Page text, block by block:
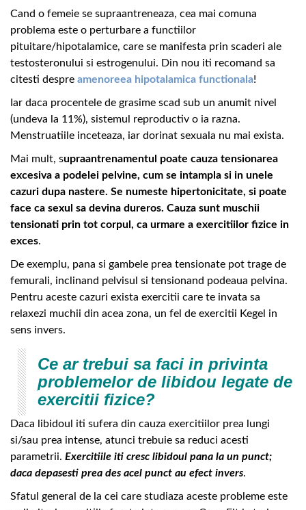
Cand o femeie se supraantreneaza, cea mai comuna
problema este o perturbare a functiilor
pituitare/hipotalamice, care se manifesta prin scaderi ale
testosteronului si estrogenului. Din nou iti recomand sa
citesti despre amenoreea hipotalamica functionala!
Iar daca procentele de grasime scad sub un anumit nivel
(undeva la 11%), sistemul reproductiv o ia razna.
Menstruatiile inceteaza, iar dorinat sexuala nu mai exista.
Mai mult, supraantrenamentul poate cauza tensionarea
excesiva a podelei pelvine, cum se intampla si in unele
cazuri dupa nastere. Se numeste hipertonicitate, si poate
face ca sexul sa devina dureros. Cauza sunt muschii
tensionati prin tot corpul, ca urmare a exercitiilor fizice in
exces.
De exemplu, pana si gambele prea tensionate pot trage de
femurali, inclinand pelvisul si tensionand podeaua pelvina.
Pentru aceste cazuri exista exercitii care te invata sa
relaxezi muchii din acea zona, un fel de exercitii Kegel in
sens invers.
Ce ar trebui sa faci in privinta
problemelor de libidou legate de
exercitii fizice?
Daca libidoul iti sufera din cauza exercitiilor prea lungi
si/sau prea intense, atunci trebuie sa reduci acesti
parametrii. Exercitiile iti cresc libidoul pana la un punct;
daca depasesti prea des acel punct au efect invers.
Sfatul general de la cei care studiaza aceste probleme este